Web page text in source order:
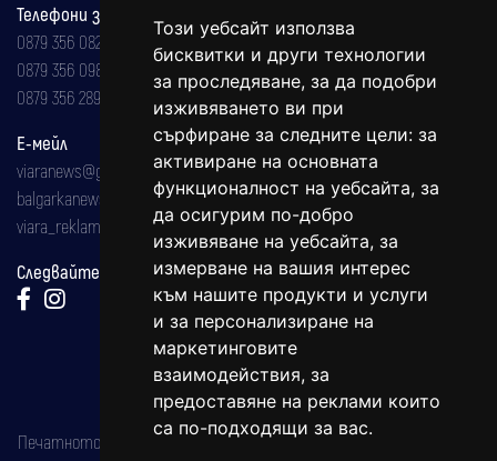
Този уебсайт използва
бисквитки и други технологии
за проследяване, за да подобри
изживяването ви при
сърфиране за следните цели: за
активиране на основната
функционалност на уебсайта, за
да осигурим по-добро
изживяване на уебсайта, за
измерване на вашия интерес
към нашите продукти и услуги
и за персонализиране на
маркетинговите
взаимодействия, за
предоставяне на реклами които
са по-подходящи за вас.
Телефони за реклама и абонаменти
0879 356 082
0879 356 098
0879 356 289
Е-мейл
viaranews@gmail.com
balgarkanews@gmail.com
viara_reklama@mail.bg
Следвайте ни:
Печатното издание на вестника е регистрирано в националния